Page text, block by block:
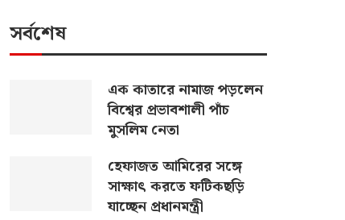
সর্বশেষ
এক কাতারে নামাজ পড়লেন
বিশ্বের প্রভাবশালী পাঁচ
মুসলিম নেতা
হেফাজত আমিরের সঙ্গে
সাক্ষাৎ করতে ফটিকছড়ি
যাচ্ছেন প্রধানমন্ত্রী